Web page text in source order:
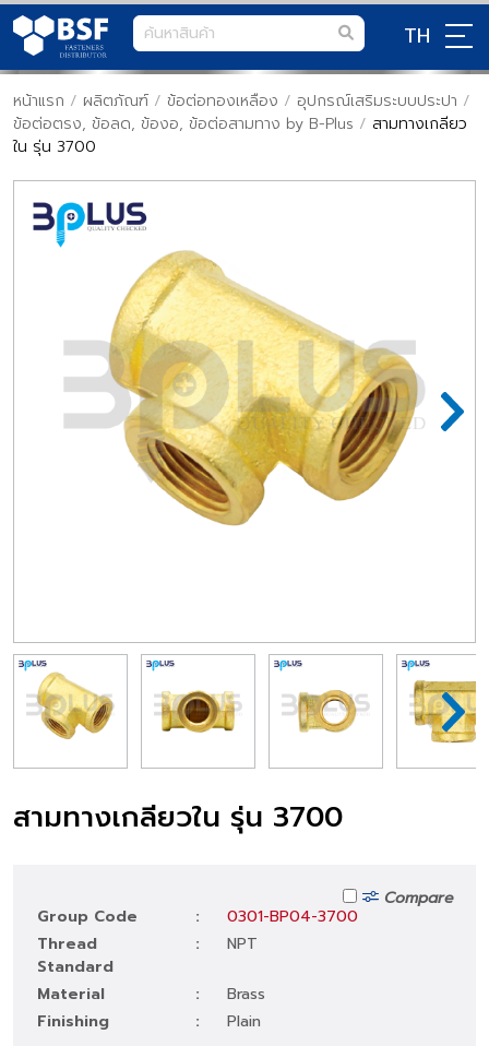
TH
หน้าแรก / ผลิตภัณฑ์ / ข้อต่อทองเหลือง / อุปกรณ์เสริมระบบประปา /
ข้อต่อตรง, ข้อลด, ข้องอ, ข้อต่อสามทาง by B-Plus / สามทางเกลียว
ใน รุ่น 3700
สามทางเกลียวใน รุ่น 3700
Group Code :
0301-BP04-3700
Thread
Standard
: NPT
Material :
Brass
Finishing
: Plain
Compare